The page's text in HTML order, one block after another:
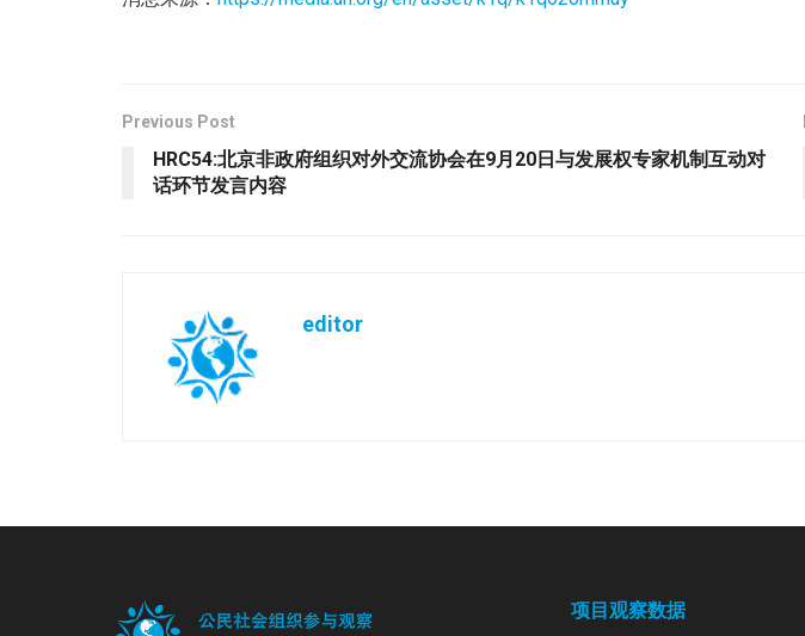
Previous Post
HRC54:北京非政府组织对外交流协会在9月20日与发展权专家机制互动对
话环节发言内容
editor
项目观察数据